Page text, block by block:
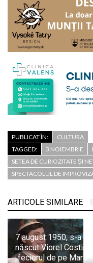
PUBLICAT ÎN:
CULTURA
TAGGED:
3 NOIEMBRIE
SETEA DE CURIOZITATE ȘI
SPECTACOLUL DE
ARTICOLE SIMILARE
7 august 1950, s-a
născut Viorel Costin
„feciorul de pe Mara”